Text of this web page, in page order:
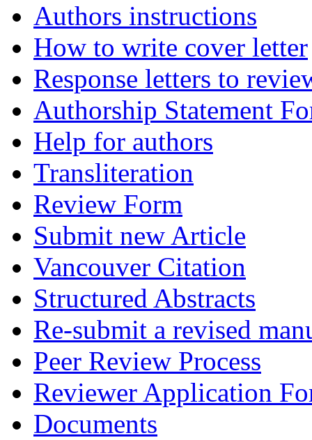
Authors instructions
How to write cover letter
Response letters to
Authorship Statement
Help for authors
Transliteration
Review Form
Submit new Article
Vancouver Citation
Structured Abstracts
Re-submit a revised
Peer Review Process
Reviewer Application
Documents